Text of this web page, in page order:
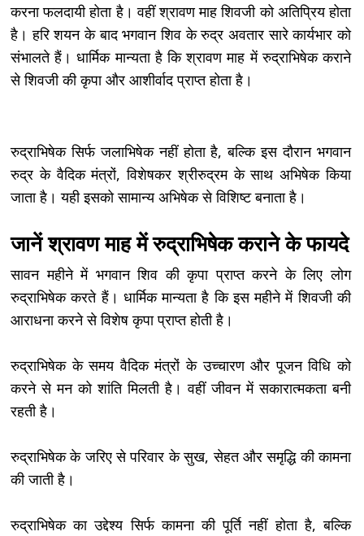
करना फलदायी होता है। वहीं श्रावण माह शिवजी को अतिप्रिय होता
है। हरि शयन के बाद भगवान शिव के रुद्र अवतार सारे कार्यभार को
संभालते हैं। धार्मिक मान्यता है कि श्रावण माह में रुद्राभिषेक कराने
से शिवजी की कृपा और आशीर्वाद प्राप्त होता है।
रुद्राभिषेक सिर्फ जलाभिषेक नहीं होता है, बल्कि इस दौरान भगवान
रुद्र के वैदिक मंत्रों, विशेषकर श्रीरुद्रम के साथ अभिषेक किया
जाता है। यही इसको सामान्य अभिषेक से विशिष्ट बनाता है।
जानें श्रावण माह में रुद्राभिषेक कराने के फायदे
सावन महीने में भगवान शिव की कृपा प्राप्त करने के लिए लोग
रुद्राभिषेक करते हैं। धार्मिक मान्यता है कि इस महीने में शिवजी की
आराधना करने से विशेष कृपा प्राप्त होती है।
रुद्राभिषेक के समय वैदिक मंत्रों के उच्चारण और पूजन विधि को
करने से मन को शांति मिलती है। वहीं जीवन में सकारात्मकता बनी
रहती है।
रुद्राभिषेक के जरिए से परिवार के सुख, सेहत और समृद्धि की कामना
की जाती है।
रुद्राभिषेक का उद्देश्य सिर्फ कामना की पूर्ति नहीं होता है, बल्कि